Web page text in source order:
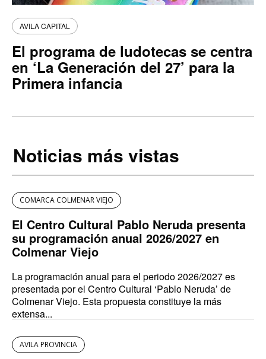
AVILA CAPITAL
El programa de ludotecas se centra
en ‘La Generación del 27’ para la
Primera infancia
Noticias más vistas
COMARCA COLMENAR VIEJO
El Centro Cultural Pablo Neruda presenta
su programación anual 2026/2027 en
Colmenar Viejo
La programación anual para el periodo 2026/2027 es
presentada por el Centro Cultural ‘Pablo Neruda’ de
Colmenar Viejo. Esta propuesta constituye la más
extensa...
AVILA PROVINCIA